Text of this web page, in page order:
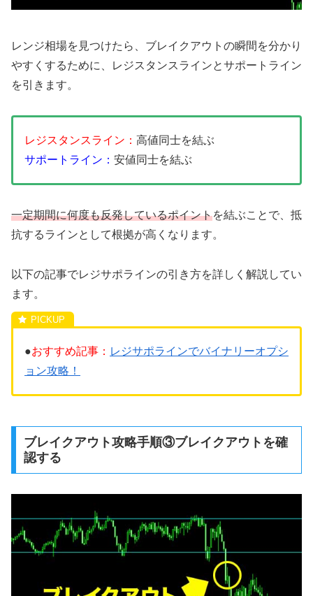
レンジ相場を見つけたら、ブレイクアウトの瞬間を分かり
やすくするために、レジスタンスラインとサポートライン
を引きます。
レジスタンスライン： 高値同士を結ぶ
サポートライン： 安値同士を結ぶ
一定期間に何度も反発しているポイントを結ぶことで、抵
抗するラインとして根拠が高くなります。
以下の記事でレジサポラインの引き方を詳しく解説してい
ます。
●おすすめ記事： レジサポラインでバイナリーオプシ
ョン攻略！
ブレイクアウト攻略手順③ブレイクアウトを確
認する